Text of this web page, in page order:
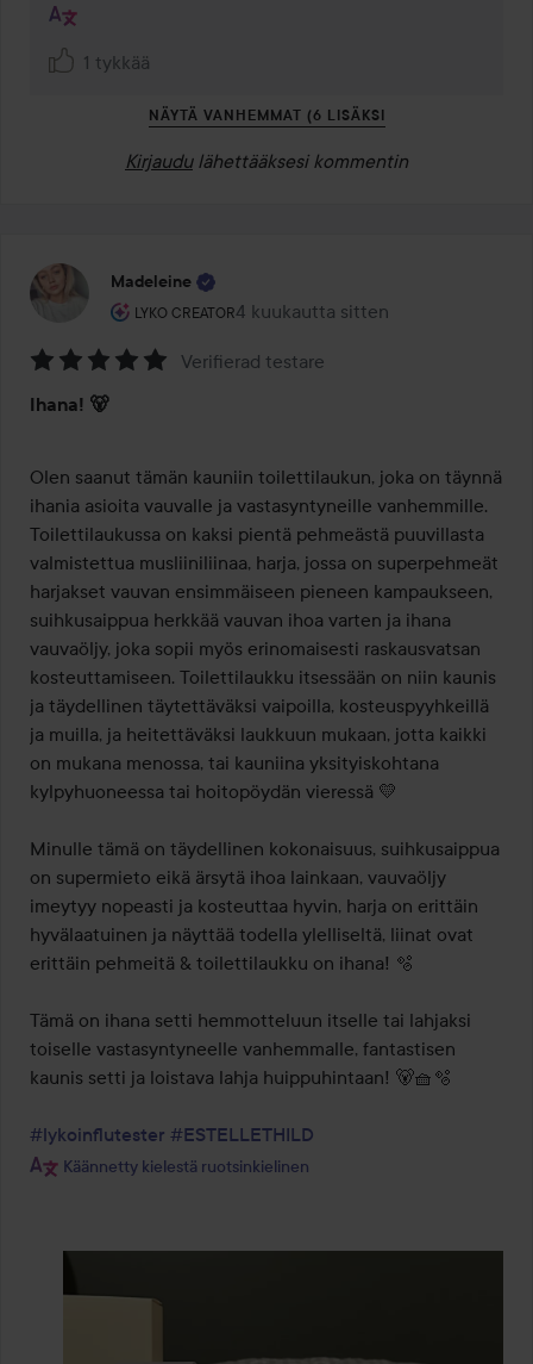
1 tykkää
NÄYTÄ VANHEMMAT (6 LISÄKSI
Kirjaudu lähettääksesi kommentin
Madeleine
LYKO CREATOR
Käyttäjän rooli: Lyko Creator.
4 kuukautta sitten
Viesti luotiin 4 kuukautta sitten
5
5
Verifierad testare
Ihana! 🐻
Olen saanut tämän kauniin toilettilaukun, joka on täynnä
ihania asioita vauvalle ja vastasyntyneille vanhemmille.
Toilettilaukussa on kaksi pientä pehmeästä puuvillasta
valmistettua musliiniliinaa, harja, jossa on superpehmeät
harjakset vauvan ensimmäiseen pieneen kampaukseen,
suihkusaippua herkkää vauvan ihoa varten ja ihana
vauvaöljy, joka sopii myös erinomaisesti raskausvatsan
kosteuttamiseen. Toilettilaukku itsessään on niin kaunis
ja täydellinen täytettäväksi vaipoilla, kosteuspyyhkeillä
ja muilla, ja heitettäväksi laukkuun mukaan, jotta kaikki
on mukana menossa, tai kauniina yksityiskohtana
kylpyhuoneessa tai hoitopöydän vieressä 💛
Minulle tämä on täydellinen kokonaisuus, suihkusaippua
on supermieto eikä ärsytä ihoa lainkaan, vauvaöljy
imeytyy nopeasti ja kosteuttaa hyvin, harja on erittäin
hyvälaatuinen ja näyttää todella ylelliseltä, liinat ovat
erittäin pehmeitä & toilettilaukku on ihana! 🫧
Tämä on ihana setti hemmotteluun itselle tai lahjaksi
toiselle vastasyntyneelle vanhemmalle, fantastisen
kaunis setti ja loistava lahja huippuhintaan! 🐻🧺🫧
#lykoinflutester #ESTELLETHILD
Käännetty kielestä ruotsinkielinen